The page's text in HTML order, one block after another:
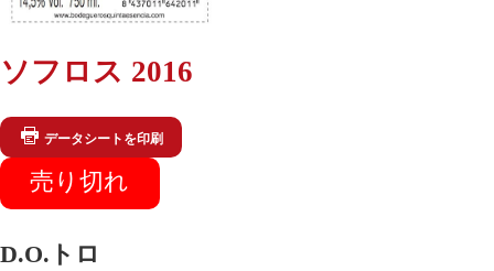
ソフロス 2016
データシートを印刷
D.O.トロ